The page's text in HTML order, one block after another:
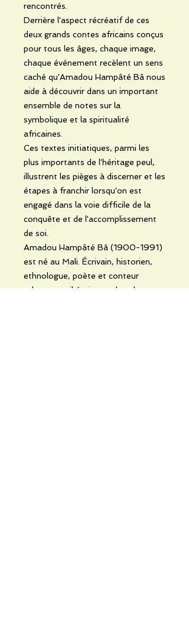
rencontrés.
Derrière l'aspect récréatif de ces
deux grands contes africains conçus
pour tous les âges, chaque image,
chaque événement recèlent un sens
caché qu'Amadou Hampâté Bâ nous
aide à découvrir dans un important
ensemble de notes sur la
symbolique et la spiritualité
africaines.
Ces textes initiatiques, parmi les
plus importants de l'héritage peul,
illustrent les pièges à discerner et les
étapes à franchir lorsqu'on est
engagé dans la voie difficile de la
conquête et de l'accomplissement
de soi.
Amadou Hampâté Bâ (1900-1991)
est né au Mali. Écrivain, historien,
ethnologue, poète et conteur
talentueux, il était une des plus